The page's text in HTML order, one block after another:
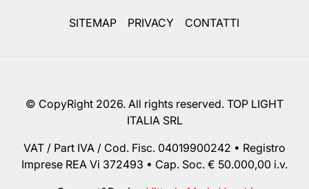
SITEMAP PRIVACY CONTATTI
© CopyRight 2026. All rights reserved. TOP LIGHT
ITALIA SRL
VAT / Part IVA / Cod. Fisc. 04019900242 • Registro
Imprese REA Vi 372493 • Cap. Soc. € 50.000,00 i.v.